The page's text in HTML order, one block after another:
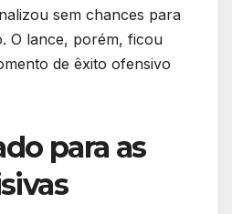
sem chances para
O lance, porém, ficou
de êxito ofensivo
para as